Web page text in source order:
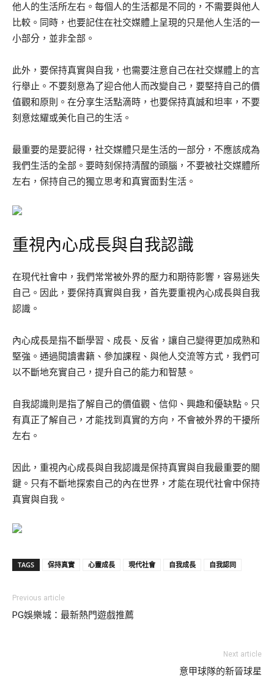
他人的生活所左右。每個人的生活都是不同的，不需要與他人
比較。同時，也要記住在社交媒體上呈現的只是他人生活的一
小部分，並非全部。
此外，要保持真實與自我，也需要注意自己在社交媒體上的言
行舉止。不要刻意為了迎合他人而改變自己，要堅持自己的價
值觀和原則。在分享生活點滴時，也要保持真誠和坦率，不要
刻意炫耀或美化自己的生活。
最重要的是要記得，社交媒體只是生活的一部分，不應該成為
我們生活的全部。要時刻保持清醒的頭腦，不要被社交媒體所
左右，保持自己的獨立思考和真實面對生活。
重視內心成長與自我認識
在現代社會中，我們常常被外界的壓力和期待影響，容易迷失
自己。因此，要保持真實與自我，首先要重視內心成長與自我
認識。
內心成長是指不斷學習、成長、反省，讓自己變得更加成熟和
堅強。通過閱讀書籍、參加課程、與他人交流等方式，我們可
以不斷地充實自己，提升自己的能力和智慧。
自我認識則是指了解自己的價值觀、信仰、興趣和優缺點。只
有真正了解自己，才能找到真實的方向，不會被外界的干擾所
左右。
因此，重視內心成長與自我認識是保持真實與自我最重要的關
鍵。只有不斷地探索自己的內在世界，才能在現代社會中保持
真實與自我。
TAGS 保持真實 心靈成長 現代社會 自我成長 自我認同
Previous article
PG娛樂城：最新熱門遊戲推薦
Next article
意甲球隊的新晉球星